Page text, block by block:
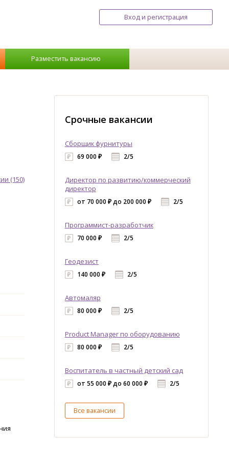
Вход и регистрация
Разместить вакансию
(150)
Срочные вакансии
Сборщик фурнитуры
69 000 ₽ 2/5
Директор по развитию/коммерческий
директор
от 70 000 ₽ до 200 000 ₽ 2/5
Программист-разработчик
70 000 ₽ 2/5
Геодезист
140 000 ₽ 2/5
Автомаляр
80 000 ₽ 2/5
Product Manager по оборудованию
80 000 ₽ 2/5
Воспитатель в частный детский сад
от 55 000 ₽ до 60 000 ₽ 2/5
Все вакансии